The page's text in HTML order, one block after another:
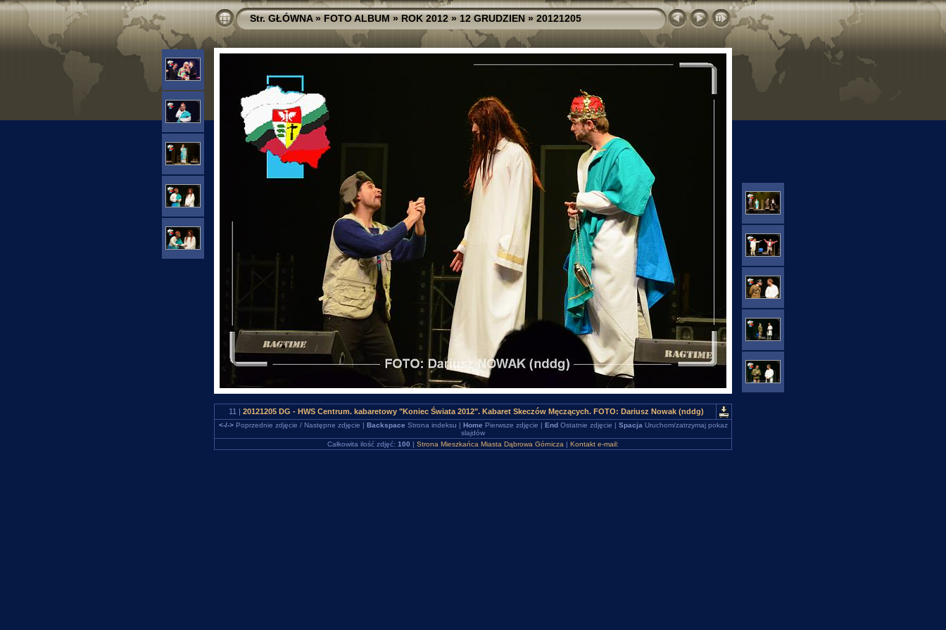
Str. GŁÓWNA»FOTO ALBUM»ROK 2012»12 GRUDZIEN»20121205
11 | 20121205 DG - HWS Centrum. kabaretowy "Koniec Świata 2012". Kabaret Skeczów Męczących. FOTO: Dariusz Nowak (nddg)
<-/->Poprzednie zdjęcie / Następne zdjęcie | Backspace Strona indeksu | Home Pierwsze zdjęcie | EndOstatnie zdjęcie | Spacja Uruchom/zatrzymaj pokaz
slajdów
Całkowita ilość zdjęć: 100 | Strona Mieszkańca Miasta Dąbrowa Górnicza | Kontakt e-mail: